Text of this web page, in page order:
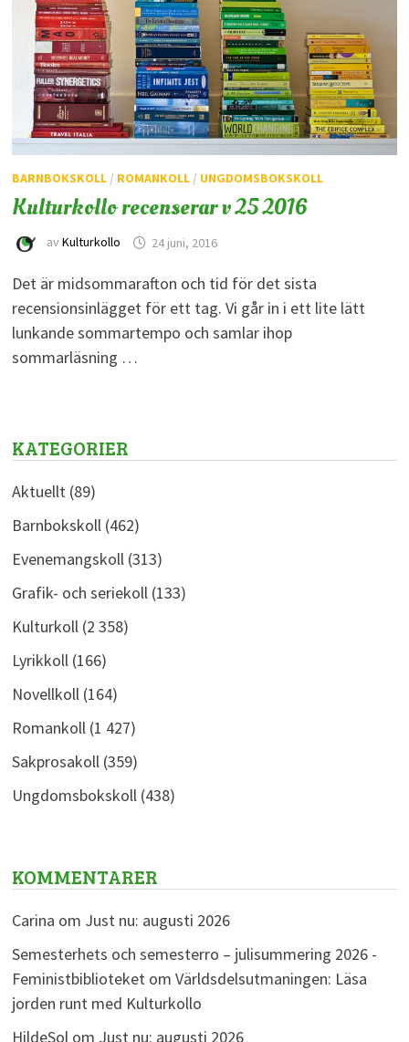
BARNBOKSKOLL/ ROMANKOLL/ UNGDOMSBOKSKOLL
Kulturkollo recenserar v 25 2016
av Kulturkollo 24 juni, 2016
Det är midsommarafton och tid för det sista
recensionsinlägget för ett tag. Vi går in i ett lite lätt
lunkande sommartempo och samlar ihop
sommarläsning …
KATEGORIER
Aktuellt(89)
Barnbokskoll(462)
Evenemangskoll(313)
Grafik- och seriekoll(133)
Kulturkoll(2 358)
Lyrikkoll(166)
Novellkoll(164)
Romankoll(1 427)
Sakprosakoll(359)
Ungdomsbokskoll(438)
KOMMENTARER
Carina om Just nu: augusti 2026
Semesterhets och semesterro – julisummering 2026 -
Feministbiblioteketom Världsdelsutmaningen: Läsa
jorden runt med Kulturkollo
HildeSol om Just nu: augusti 2026